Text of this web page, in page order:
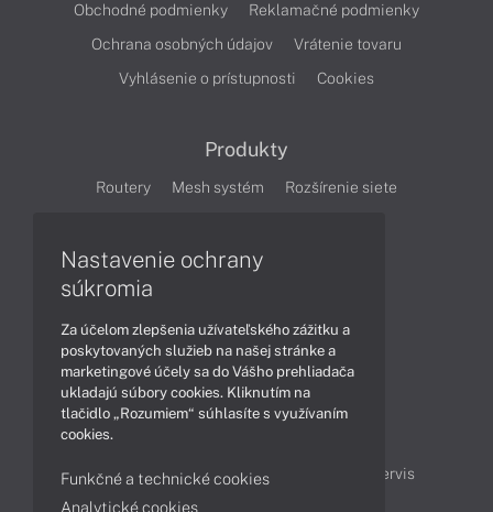
Obchodné podmienky
Reklamačné podmienky
Ochrana osobných údajov
Vrátenie tovaru
Vyhlásenie o prístupnosti
Cookies
Produkty
Routery Mesh systém
Rozšírenie siete
Produkty Technológie
Obsah
Možnosti doručenia a platby
Podpora a servis
Nastavenie ochrany
súkromia
Za účelom zlepšenia užívateľského zážitku a
poskytovaných služieb na našej stránke a
marketingové účely sa do Vášho prehliadača
ukladajú súbory cookies. Kliknutím na
tlačidlo „Rozumiem“ súhlasíte s využívaním
cookies.
Funkčné a technické cookies
Analytické cookies